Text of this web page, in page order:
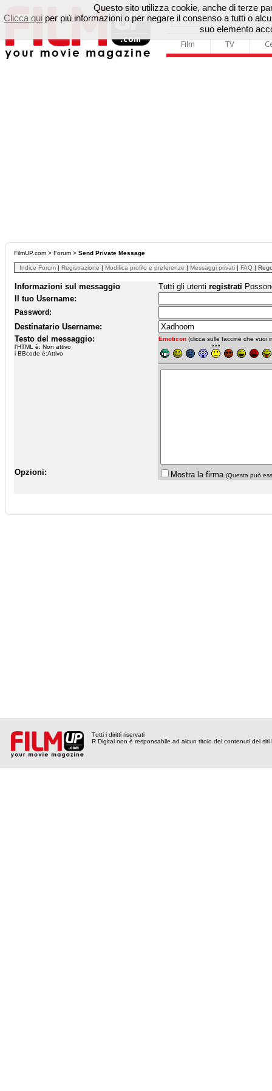
Film TV
FilmUP.com > Forum > Send Private Message
Indice Forum | Registrazione | Modifica profilo e preferenze | Messaggi privati | FAQ |
Informazioni sul messaggio Tutti gli utenti registrati
Il tuo Username:
Password:
Destinatario Username:
Testo del messaggio:
l'HTML è: Non attivo
i BBcode è:Attivo
Emoticon (clicca sulle faccine che vuoi
Opzioni: Mostra la firma (Questa può
Tutti i diritti riservati
R Digital non è responsabile ad alcun titolo dei contenuti dei siti
Questo sito utilizza cookie, anche di terze
Clicca qui per più informazioni o per negare il consenso a tutti o
suo elemento